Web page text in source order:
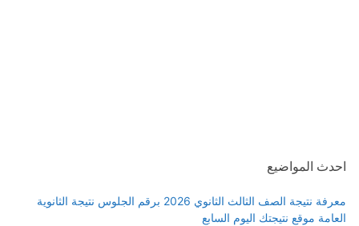
احدث المواضيع
معرفة نتيجة الصف الثالث الثانوي 2026 برقم الجلوس نتيجة الثانوية
العامة موقع نتيجتك اليوم السابع